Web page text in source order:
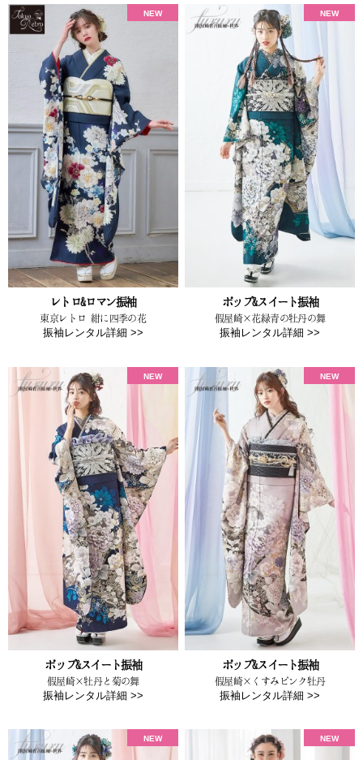
レトロ&ロマン振袖
東京レトロ 紺に四季の花
振袖レンタル詳細 >>
ポップ&スイート振袖
假屋崎×花緑青の牡丹の舞
振袖レンタル詳細 >>
ポップ&スイート振袖
假屋崎×牡丹と菊の舞
振袖レンタル詳細 >>
ポップ&スイート振袖
假屋崎×くすみピンク牡丹
振袖レンタル詳細 >>